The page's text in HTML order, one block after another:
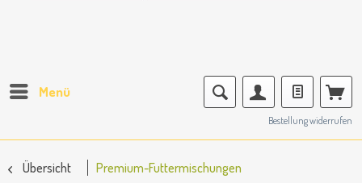
Menü
Bestellung widerrufen
Übersicht Premium-Futtermischungen